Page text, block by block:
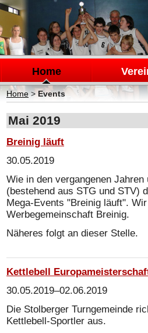
Navigation
überspringen
Home
Home> Events
Mai 2019
Breinig läuft
30.05.2019
Wie in den vergangenen
(bestehend aus STG und STV)
Mega-Events "Breinig läuft".
Werbegemeinschaft Breinig.
Näheres folgt an dieser Stelle.
Kettlebell
30.05.2019–02.06.2019
Die Stolberger Turngemeinde
Kettlebell-Sportler aus.